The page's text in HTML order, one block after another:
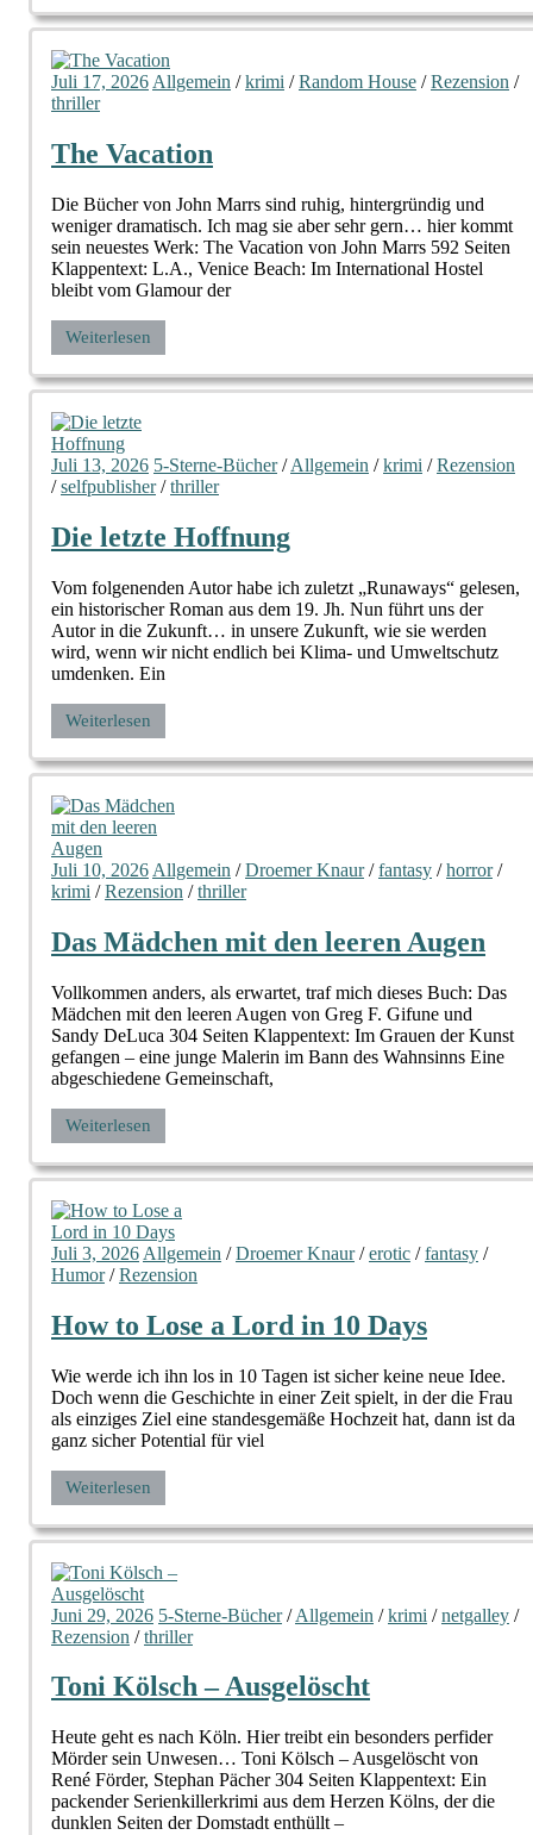
Juli 17, 2026 Allgemein /krimi /Random House /Rezension /
thriller
The Vacation
Die Bücher von John Marrs sind ruhig, hintergründig und
weniger dramatisch. Ich mag sie aber sehr gern… hier kommt
sein neuestes Werk: The Vacation von John Marrs 592 Seiten
Klappentext: L.A., Venice Beach: Im International Hostel
bleibt vom Glamour der
Weiterlesen
Juli 13, 2026 5-Sterne-Bücher/Allgemein /krimi /Rezension
/selfpublisher/thriller
Die letzte Hoffnung
Vom folgenenden Autor habe ich zuletzt „Runaways“ gelesen,
ein historischer Roman aus dem 19. Jh. Nun führt uns der
Autor in die Zukunft… in unsere Zukunft, wie sie werden
wird, wenn wir nicht endlich bei Klima- und Umweltschutz
umdenken. Ein
Weiterlesen
Juli 10, 2026 Allgemein /Droemer Knaur/fantasy /horror/
krimi /Rezension /thriller
Das Mädchen mit den leeren Augen
Vollkommen anders, als erwartet, traf mich dieses Buch: Das
Mädchen mit den leeren Augen von Greg F. Gifune und
Sandy DeLuca 304 Seiten Klappentext: Im Grauen der Kunst
gefangen – eine junge Malerin im Bann des Wahnsinns Eine
abgeschiedene Gemeinschaft,
Weiterlesen
Juli 3, 2026 Allgemein /Droemer Knaur/erotic /fantasy /
Humor/Rezension
How to Lose a Lord in 10 Days
Wie werde ich ihn los in 10 Tagen ist sicher keine neue Idee.
Doch wenn die Geschichte in einer Zeit spielt, in der die Frau
als einziges Ziel eine standesgemäße Hochzeit hat, dann ist da
ganz sicher Potential für viel
Weiterlesen
Juni 29, 2026 5-Sterne-Bücher/Allgemein /krimi /netgalley /
Rezension /thriller
Toni Kölsch – Ausgelöscht
Heute geht es nach Köln. Hier treibt ein besonders perfider
Mörder sein Unwesen… Toni Kölsch – Ausgelöscht von
René Förder, Stephan Pächer 304 Seiten Klappentext: Ein
packender Serienkillerkrimi aus dem Herzen Kölns, der die
dunklen Seiten der Domstadt enthüllt –